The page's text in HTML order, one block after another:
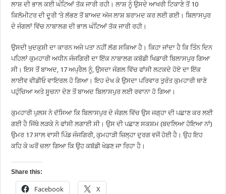
ਲਾਸ਼ ਦੀ ਭਾਲ ਕਈ ਘੰਟਿਆਂ ਤੱਕ ਜਾਰੀ ਰਹੀ। ਲਾਸ਼ ਨੂੰ ਉਸਦੇ ਆਖਰੀ ਟਿਕਾਣੇ ਤੋਂ 10
ਕਿਲੋਮੀਟਰ ਦੀ ਦੂਰੀ ‘ਤੇ ਲੱਭਣ ਤੋਂ ਬਾਅਦ ਅੱਜ ਲਾਸ਼ ਬਰਾਮਦ ਕਰ ਲਈ ਗਈ। ਬਿਲਾਸਪੁਰ
ਦੇ ਜੰਗਲਾਂ ਵਿੱਚ ਨਾਬਾਲਗ ਦੀ ਭਾਲ ਘੰਟਿਆਂ ਤੱਕ ਜਾਰੀ ਰਹੀ।
ਉਸਦੀ ਖੁਦਕੁਸ਼ੀ ਦਾ ਕਾਰਨ ਅਜੇ ਪਤਾ ਨਹੀਂ ਲੱਗ ਸਕਿਆ ਹੈ। ਕਿਹਾ ਜਾਂਦਾ ਹੈ ਕਿ ਤਿੰਨ ਦਿਨ
ਪਹਿਲਾਂ ਕੁਮਹਾਰੀ ਅਧੀਨ ਜੰਜਗਿਰੀ ਦਾ ਇੱਕ ਨਾਬਾਲਗ ਕਬੱਡੀ ਖਿਡਾਰੀ ਬਿਲਾਸਪੁਰ ਗਿਆ
ਸੀ। ਇਸ ਤੋਂ ਬਾਅਦ, 17 ਅਪ੍ਰੈਲ ਨੂੰ, ਉਸਦਾ ਜੰਗਲ ਵਿੱਚ ਫਾਂਸੀ ਲਟਕਦੇ ਹੋਏ ਦਾ ਇੱਕ
ਲਾਈਵ ਵੀਡੀਓ ਵਾਇਰਲ ਹੋ ਗਿਆ। ਇਹ ਦੇਖ ਕੇ ਉਸਦਾ ਪਰਿਵਾਰ ਤੁਰੰਤ ਕੁਮਹਾਰੀ ਥਾਣੇ
ਪਹੁੰਚਿਆ ਅਤੇ ਸੂਚਨਾ ਦੇਣ ਤੋਂ ਬਾਅਦ ਬਿਲਾਸਪੁਰ ਲਈ ਰਵਾਨਾ ਹੋ ਗਿਆ।
ਕੁਮਹਾਰੀ ਪੁਲਸ ਨੇ ਦੱਸਿਆ ਕਿ ਬਿਲਾਸਪੁਰ ਦੇ ਜੰਗਲ ਵਿੱਚ ਉਸ ਜਗ੍ਹਾ ਦੀ ਪਛਾਣ ਕਰ ਲਈ
ਗਈ ਹੈ ਜਿੱਥੇ ਲੜਕੇ ਨੇ ਫਾਂਸੀ ਲਗਾਈ ਸੀ। ਉਸ ਦੀ ਪਛਾਣ ਸਕਸ਼ਮ (ਬਦਲਿਆ ਹੋਇਆ ਨਾਂ)
ਉਮਰ 17 ਸਾਲ ਵਾਸੀ ਪਿੰਡ ਜੰਜਗਿਰੀ, ਕੁਮਹਾੜੀ ਜ਼ਿਲ੍ਹਾ ਦੁਰਗ ਵਜੋਂ ਹੋਈ ਹੈ। ਉਹ ਇਹ
ਕਹਿ ਕੇ ਘਰੋਂ ਚਲਾ ਗਿਆ ਕਿ ਉਹ ਕਬੱਡੀ ਖੇਡਣ ਜਾ ਰਿਹਾ ਹੈ।
Share this:
Facebook X